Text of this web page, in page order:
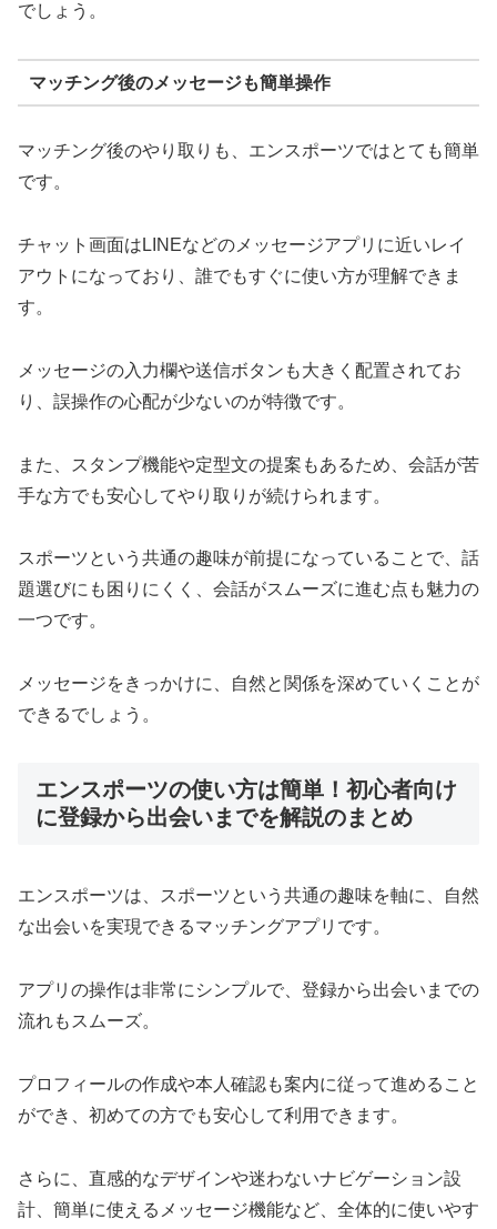
でしょう。
マッチング後のメッセージも簡単操作
マッチング後のやり取りも、エンスポーツではとても簡単
です。
チャット画面はLINEなどのメッセージアプリに近いレイ
アウトになっており、誰でもすぐに使い方が理解できま
す。
メッセージの入力欄や送信ボタンも大きく配置されてお
り、誤操作の心配が少ないのが特徴です。
また、スタンプ機能や定型文の提案もあるため、会話が苦
手な方でも安心してやり取りが続けられます。
スポーツという共通の趣味が前提になっていることで、話
題選びにも困りにくく、会話がスムーズに進む点も魅力の
一つです。
メッセージをきっかけに、自然と関係を深めていくことが
できるでしょう。
エンスポーツの使い方は簡単！初心者向け
に登録から出会いまでを解説のまとめ
エンスポーツは、スポーツという共通の趣味を軸に、自然
な出会いを実現できるマッチングアプリです。
アプリの操作は非常にシンプルで、登録から出会いまでの
流れもスムーズ。
プロフィールの作成や本人確認も案内に従って進めること
ができ、初めての方でも安心して利用できます。
さらに、直感的なデザインや迷わないナビゲーション設
計、簡単に使えるメッセージ機能など、全体的に使いやす